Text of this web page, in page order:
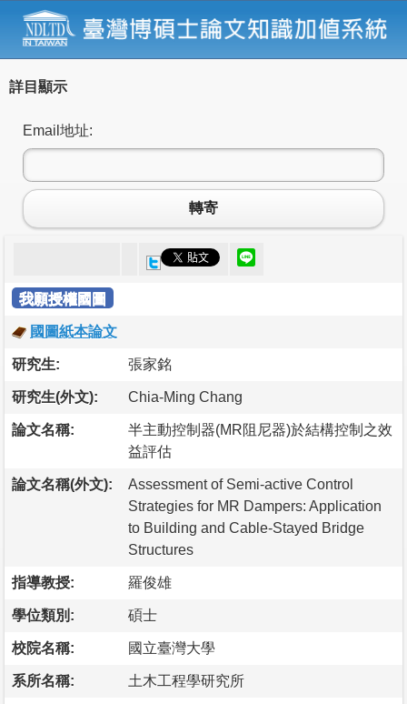
詳目顯示
Email地址:
轉寄
我願授權國圖
國圖紙本論文
研究生: 張家銘
研究生(外文): Chia-Ming Chang
論文名稱:
半主動控制器(MR阻尼器)於結構控制之效
益評估
論文名稱(外文):
Assessment of Semi-active Control
Strategies for MR Dampers: Application
to Building and Cable-Stayed Bridge
Structures
指導教授: 羅俊雄
學位類別: 碩士
校院名稱: 國立臺灣大學
系所名稱: 土木工程學研究所